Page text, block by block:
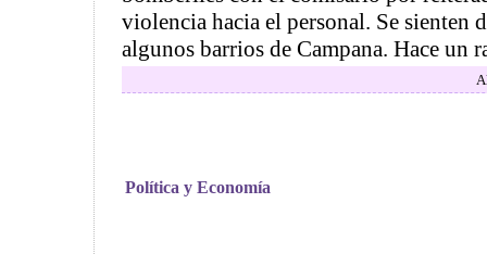
violencia hacia el personal. Se sienten
algunos barrios de Campana. Hace un
Política y Economía